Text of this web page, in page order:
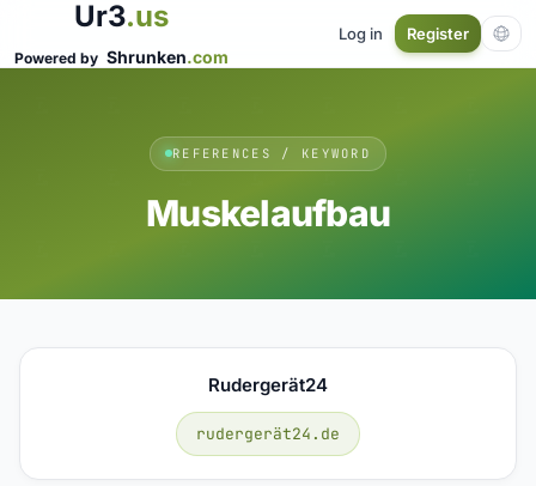
Ur3.us
Powered by Shrunken.com
Log in Register
REFERENCES / KEYWORD
Muskelaufbau
Rudergerät24
rudergerät24.de